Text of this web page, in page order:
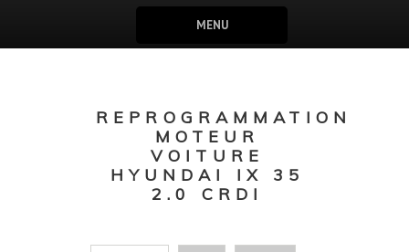
MENU
REPROGRAMMATION
MOTEUR
VOITURE
HYUNDAI IX 35
2.0 CRDI